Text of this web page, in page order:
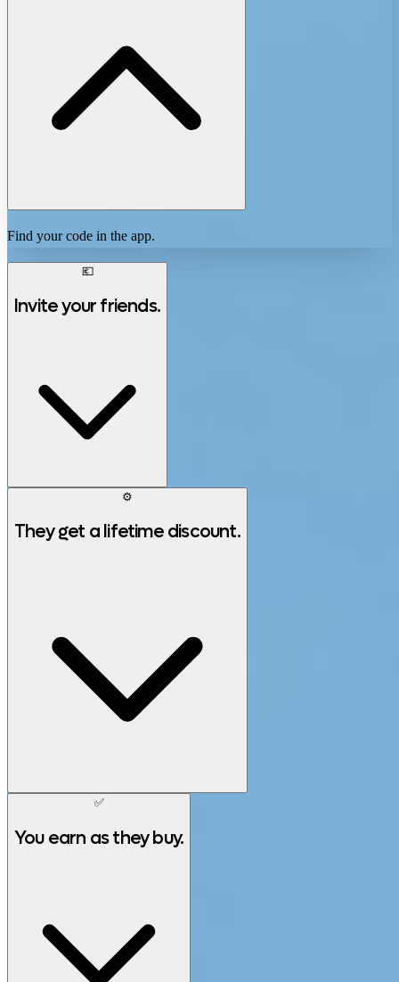
Find your code in the app.
💶
Invite your friends.
⚙️
They get a lifetime discount.
✅
You earn as they buy.